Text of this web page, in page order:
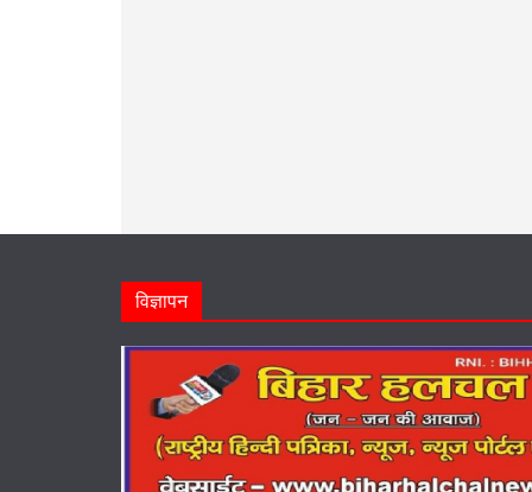
विज्ञापन